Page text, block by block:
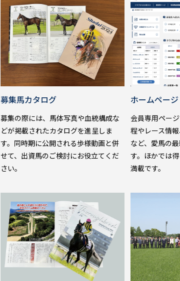
募集馬カタログ
募集の際には、馬体写真や血統構成な
どが掲載されたカタログを進呈しま
す。同時期に公開される歩様動画と併
せて、出資馬のご検討にお役立てくだ
さい。
ホームページ
会員専用ペー
程やレース情
など、愛馬の
す。ほかでは
満載です。